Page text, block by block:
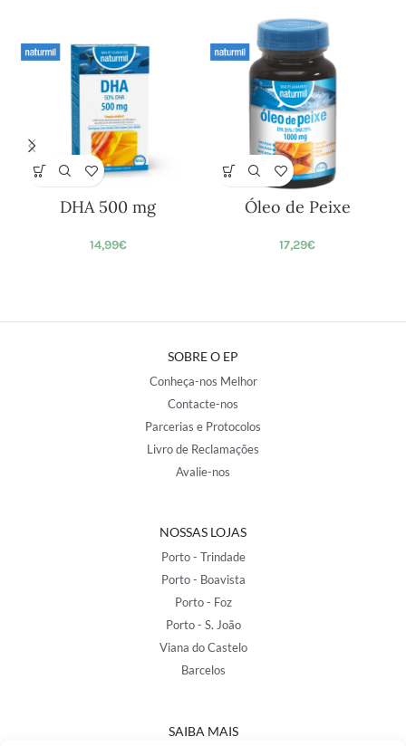
DHA 500 mg
14,99€
Óleo de Peixe
17,29€
SOBRE O EP
Conheça-nos Melhor
Contacte-nos
Parcerias e Protocolos
Livro de Reclamações
Avalie-nos
NOSSAS LOJAS
Porto - Trindade
Porto - Boavista
Porto - Foz
Porto - S. João
Viana do Castelo
Barcelos
SAIBA MAIS